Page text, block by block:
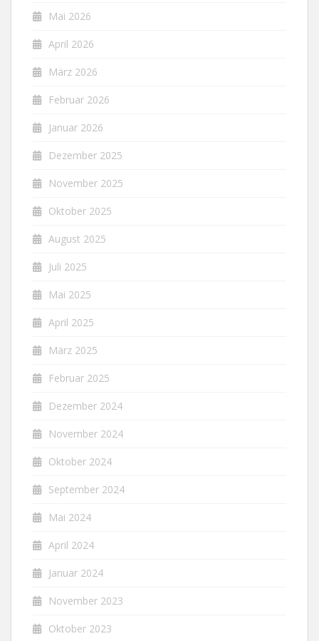
Mai 2026
April 2026
März 2026
Februar 2026
Januar 2026
Dezember 2025
November 2025
Oktober 2025
August 2025
Juli 2025
Mai 2025
April 2025
März 2025
Februar 2025
Dezember 2024
November 2024
Oktober 2024
September 2024
Mai 2024
April 2024
Januar 2024
November 2023
Oktober 2023